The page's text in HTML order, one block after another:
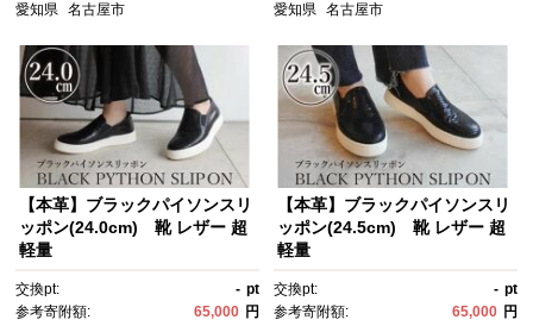
愛知県
名古屋市
愛知県 名古屋市
【本革】ブラックパイソンスリ
ッポン(24.0cm) 靴 レザー 超
軽量
交換pt: - pt
参考寄附額:
65,000 円
【本革】ブラックパイソンスリ
ッポン(24.5cm) 靴 レザー 超
軽量
交換pt: - pt
参考寄附額:
65,000 円